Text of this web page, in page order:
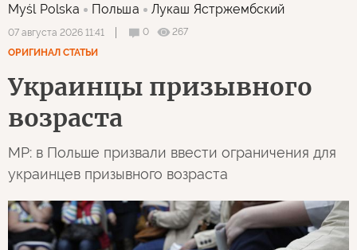
Myśl Polska Польша Лукаш Ястржембский
07 августа 2026 11:41 0
267
ОРИГИНАЛ СТАТЬИ
Украинцы призывного
возраста
MP: в Польше призвали ввести ограничения для
украинцев призывного возраста